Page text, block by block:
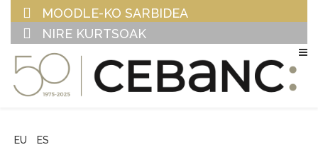
MOODLE-KO SARBIDEA
NIRE KURTSOAK
EU ES